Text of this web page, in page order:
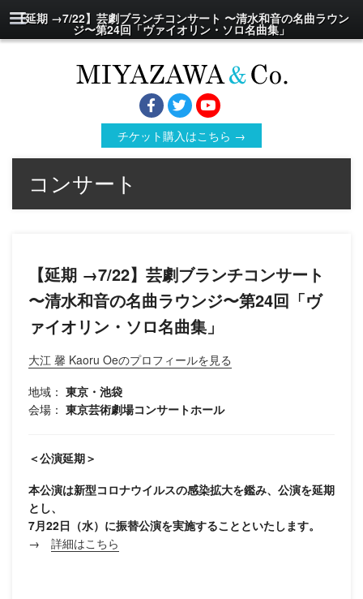
【延期 →7/22】芸劇ブランチコンサート 〜清水和音の名曲ラウン
ジ〜第24回「ヴァイオリン・ソロ名曲集」
チケット購入はこちら →
コンサート
【延期 →7/22】芸劇ブランチコンサート
〜清水和音の名曲ラウンジ〜第24回「ヴ
ァイオリン・ソロ名曲集」
大江 馨 Kaoru Oeのプロフィールを見る
地域： 東京・池袋
会場： 東京芸術劇場コンサートホール
＜公演延期＞
本公演は新型コロナウイルスの感染拡大を鑑み、公演を延期
とし、
7月22日（水）に振替公演を実施することといたします。
→ 詳細はこちら